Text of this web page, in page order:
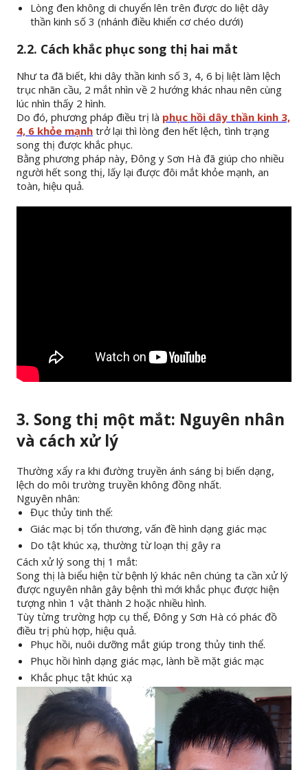
Lòng đen không di chuyển lên trên được do liệt dây
thần kinh số 3 (nhánh điều khiển cơ chéo dưới)
2.2. Cách khắc phục song thị hai mắt
Như ta đã biết, khi dây thần kinh số 3, 4, 6 bị liệt làm lệch
trục nhãn cầu, 2 mắt nhìn về 2 hướng khác nhau nên cùng
lúc nhìn thấy 2 hình.
Do đó, phương pháp điều trị là phục hồi dây thần kinh 3,
4, 6 khỏe mạnh trở lại thì lòng đen hết lệch, tình trạng
song thị được khắc phục.
Bằng phương pháp này, Đông y Sơn Hà đã giúp cho nhiều
người hết song thị, lấy lại được đôi mắt khỏe mạnh, an
toàn, hiệu quả.
3. Song thị một mắt: Nguyên nhân
và cách xử lý
Thường xẩy ra khi đường truyền ánh sáng bị biến dạng,
lệch do môi trường truyền không đồng nhất.
Nguyên nhân:
Đục thủy tinh thể:
Giác mạc bị tổn thương, vấn đề hình dạng giác mạc
Do tật khúc xạ, thường từ loạn thị gây ra
Cách xử lý song thị 1 mắt:
Song thị là biểu hiện từ bệnh lý khác nên chúng ta cần xử lý
được nguyên nhân gây bệnh thì mới khắc phục được hiện
tượng nhìn 1 vật thành 2 hoặc nhiều hình.
Tùy từng trường hợp cụ thể, Đông y Sơn Hà có phác đồ
điều trị phù hợp, hiệu quả.
Phục hồi, nuôi dưỡng mắt giúp trong thủy tinh thể.
Phục hồi hình dạng giác mạc, lành bề mặt giác mạc
Khắc phục tật khúc xạ